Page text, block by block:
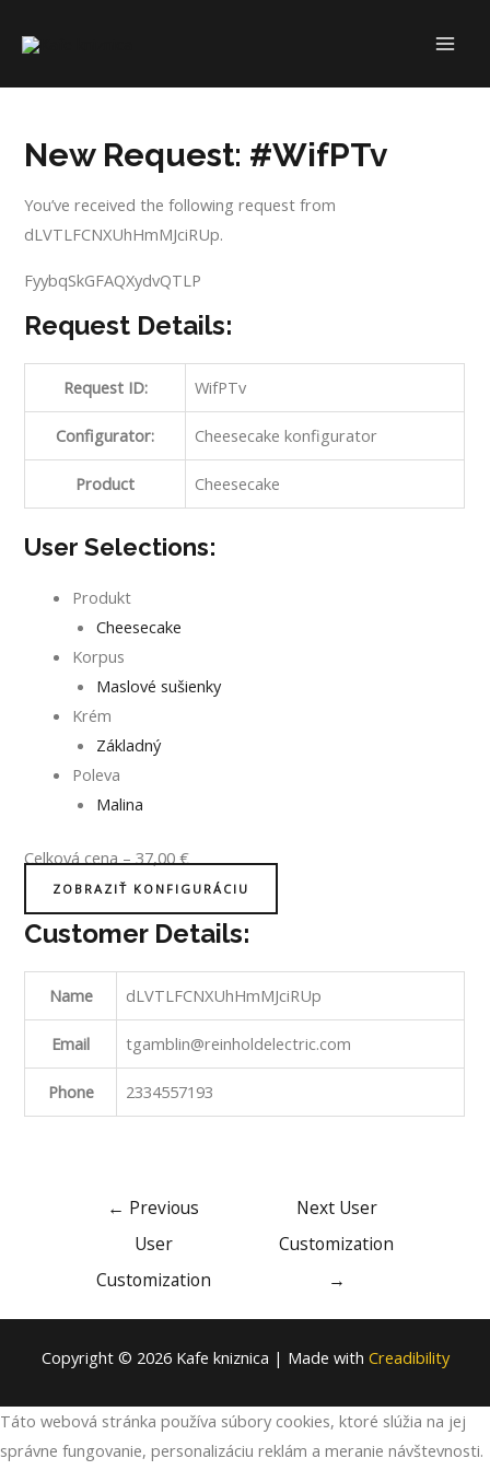
New Request: #WifPTv
You’ve received the following request from
dLVTLFCNXUhHmMJciRUp.
FyybqSkGFAQXydvQTLP
Request Details:
Request ID: WifPTv
Configurator: Cheesecake konfigurator
Product Cheesecake
User Selections:
Produkt
Cheesecake
Korpus
Maslové sušienky
Krém
Základný
Poleva
Malina
Celková cena–37,00€
ZOBRAZIŤ KONFIGURÁCIU
Customer Details:
Name dLVTLFCNXUhHmMJciRUp
Email tgamblin@reinholdelectric.com
Phone 2334557193
← Previous
User
Customization
Next User
Customization
→
Copyright © 2026 Kafe kniznica | Made with Creadibility
Táto webová stránka používa súbory cookies, ktoré slúžia na jej
správne fungovanie, personalizáciu reklám a meranie návštevnosti.